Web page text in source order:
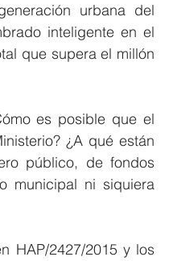
urbana del
inteligente en el
que supera el millón
es posible que el
¿A qué están
público, de fondos
municipal ni siquiera
HAP/2427/2015 y los